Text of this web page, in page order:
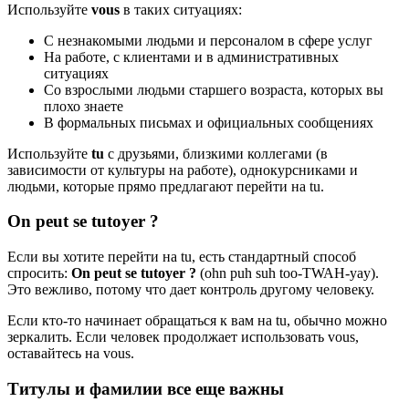
Используйте vous в таких ситуациях:
С незнакомыми людьми и персоналом в сфере услуг
На работе, с клиентами и в административных
ситуациях
Со взрослыми людьми старшего возраста, которых вы
плохо знаете
В формальных письмах и официальных сообщениях
Используйте tu с друзьями, близкими коллегами (в
зависимости от культуры на работе), однокурсниками и
людьми, которые прямо предлагают перейти на tu.
On peut se tutoyer ?
Если вы хотите перейти на tu, есть стандартный способ
спросить: On peut se tutoyer ? (ohn puh suh too-TWAH-yay).
Это вежливо, потому что дает контроль другому человеку.
Если кто-то начинает обращаться к вам на tu, обычно можно
зеркалить. Если человек продолжает использовать vous,
оставайтесь на vous.
Титулы и фамилии все еще важны